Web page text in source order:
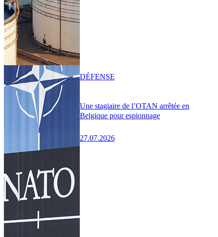
Une stagiaire de l’OTAN arrêtée en
Belgique pour espionnage
27.07.2026
DÉFENSE